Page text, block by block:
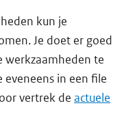
kun je
Je doet er goed
werkzaamheden te
eveneens in een file
vertrek de actuele